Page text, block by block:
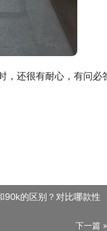
，还很有耐心，有问必
90k的区别？对比哪款性
下一篇 »